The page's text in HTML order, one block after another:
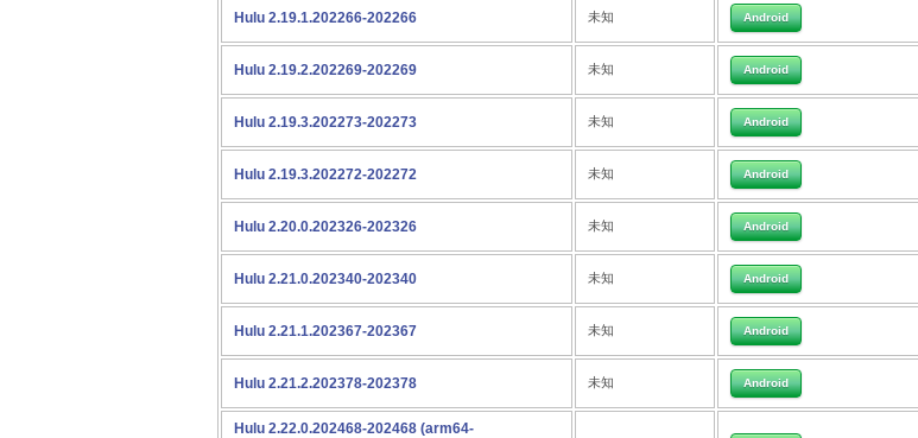
Hulu 2.19.1.202266-202266 未知 Android
Hulu 2.19.2.202269-202269 未知 Android
Hulu 2.19.3.202273-202273 未知 Android
Hulu 2.19.3.202272-202272 未知 Android
Hulu 2.20.0.202326-202326 未知 Android
Hulu 2.21.0.202340-202340 未知 Android
Hulu 2.21.1.202367-202367 未知 Android
Hulu 2.21.2.202378-202378 未知 Android
Hulu 2.22.0.202468-202468 (arm64-